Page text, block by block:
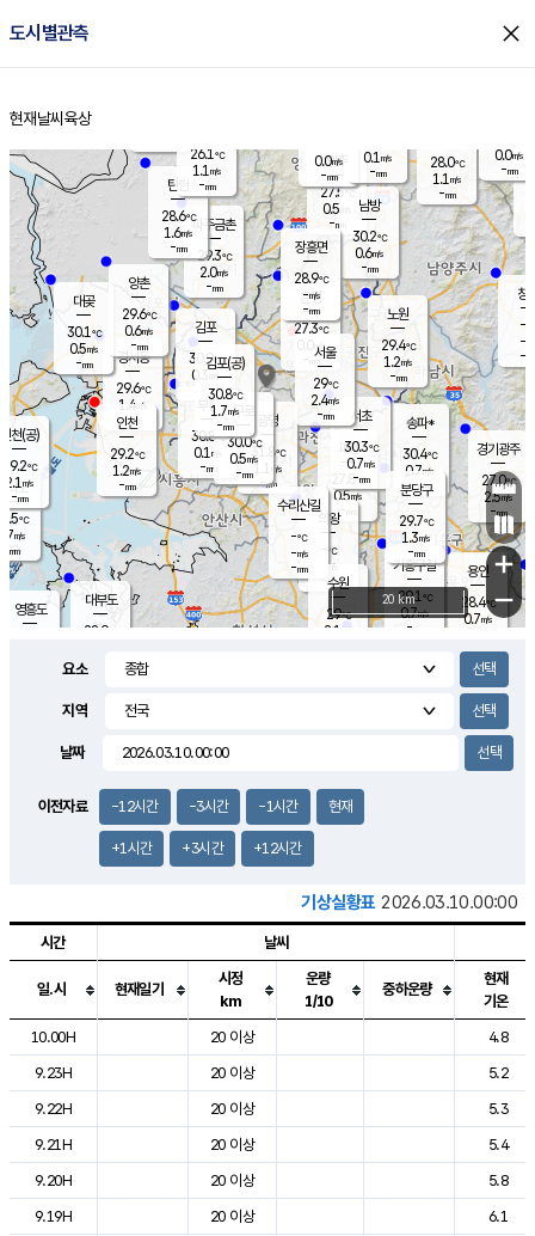
도시별관측 close
홈
현재날씨 육상
의도
℃
m/s
mm
영흥도
양주
27.5℃
0.5
-mm
과천
27.8℃
0.5m/s
- mm
용인
28.4℃
0.7m/s
경기광주
27.0℃
2.5m/s
-mm
2.1m/s
대부도
28.9
경서동
29.6℃
1.4 m/s
-mm
파주금촌
29.3℃
2.0m/s
-mm
28.0℃
1.1 m/s
-mm
대곶
30.1℃
0.5m/s
-mm
창
-
-m/
-
탄현
28.6℃
1.6m/s
-mm
0.0m/s
-mm
의왕
- ℃
m/s
mm
김포
30.0℃
0.3 m/s
mm
광명
31.8 ℃
1.1 m/s
-mm
부천
30.8℃
0.1 m/s
-mm
양촌
29.6℃
0.6m/s
-mm
구로
30.0℃
0.5m/s
-mm
은평
27.3℃
0.0 m/s
- mm
노원
29.4℃
1.2m/s
-mm
송파*
30.4℃
0.7m/s
-mm
서초
30.3℃
0.7m/s
-mm
남방
30.2℃
0.6m/s
-mm
기흥구갈
29.1℃
0.7m/s
-
수리산길
-℃
-m/s
-mm
분당구
29.7℃
1.3m/s
-mm
장흥면
28.9℃
-m/s
-mm
0.0m/s
-mm
인천(공)
29.2℃
2.1 m/s
-mm
김포(공)
30.8℃
1.7m/s
-mm
수원
29℃
2.1 m/s
인천
29.2℃
1.2m/s
-mm
서울
29℃
2.4m/s
-mm
26.1℃
1.1 m/s
-mm
0.1 m/s
-mm
+
−
20 km
요소
지역
날짜
이전자료 -12시간 -3시간 -1시간 현재
+1시간 +3시간 +12시간
기상실황표 2026.03.10.00:00
도시별 기상실황표로 지점, 날씨, 기온, 강수, 바람, 기압등을 안내한 표입
시간 날씨
일.시 현재일기
시정
km
운량
1/10
중하운량
현재
기온
10.00H
20 이상
4.8
9.23H
20 이상
5.2
9.22H
20 이상
5.3
9.21H
20 이상
5.4
9.20H
20 이상
5.8
9.19H
20 이상
6.1